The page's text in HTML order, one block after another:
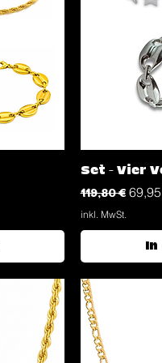
Set - Vier
Standardpreis
119,80 € Sale-
inkl. MwSt.
In